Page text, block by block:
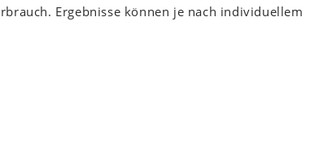
Ergebnisse können je nach individuellem